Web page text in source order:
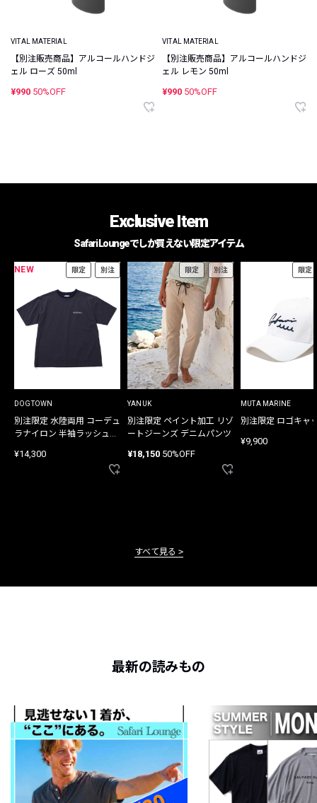
VITAL MATERIAL
【別注販売商品】アルコールハンドジ
ェル ローズ 50ml
¥990 50%OFF
VITAL MATERIAL
【別注販売商品】アルコールハンドジ
ェル レモン 50ml
¥990 50%OFF
Exclusive Item
Safari Loungeでしか買えない限定アイテム
NEW 限定 別注
DOGTOWN
別注限定 水陸両用 コーデュ
ラナイロン 半袖ラッシュガ
¥14,300
限定 別注
YANUK
別注限定 ペイント加工 リゾ
ートジーンズ デニムパンツ
¥18,150 50%OFF
限定
MUTA MARINE
別注限定 ロゴキャ
¥9,900
すべて見る
最新の読みもの